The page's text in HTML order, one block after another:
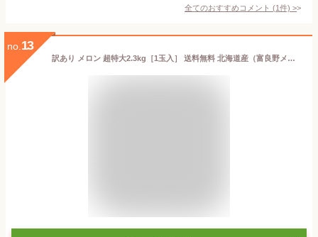
全てのおすすめコメント (1件) >
no. 13
訳あり メロン 超特大2.3kg［1玉入］ 送料無料 北海道産（富良野メロン、他）ハネメロン 北海道 赤肉 メロン くだもの めろん お取り寄せグルメ 家庭用 糖度 フルーツ デザート 果物 食品 旬 ご褒美 ワケあり